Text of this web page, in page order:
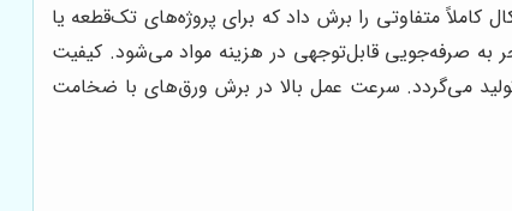
کاملاً متفاوتی را برش داد که برای پروژه‌های تک‌قطعه یا
به صرفه‌جویی قابل‌توجهی در هزینه‌ مواد می‌شود. کیفیت
تولید می‌گردد. سرعت عمل بالا در برش ورق‌های با ضخامت